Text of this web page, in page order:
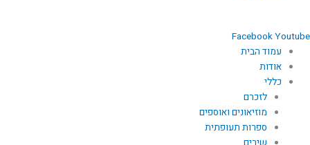
FacebookYoutube
עמוד הבית
אודות
כללי
לזכרם
מוזיאונים ואוספים
ספרות תעופתית